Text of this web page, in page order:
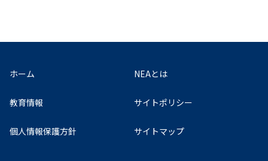
ホーム NEAとは
教育情報 サイトポリシー
個人情報保護方針 サイトマップ